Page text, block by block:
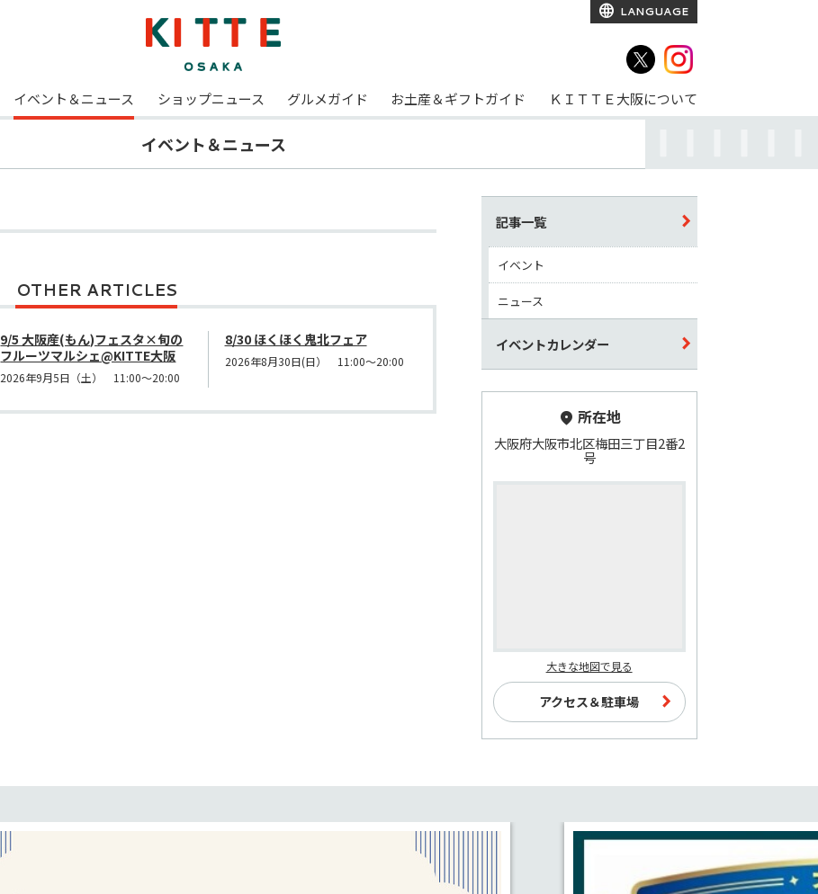
LANGUAGE
イベント＆ニュース ショップニュース グルメガイド お土産＆ギフトガイド ＫＩＴＴＥ大阪について
イベント＆ニュース
OTHER ARTICLES
9/5 大阪産(もん)フェスタ×旬の
フルーツマルシェ@KITTE大阪
2026年9月5日（土） 11:00～20:00
8/30 ほくほく鬼北フェア
2026年8月30日(日） 11:00～20:00
記事一覧
イベント
ニュース
イベントカレンダー
所在地
大阪府大阪市北区梅田三丁目2番2
号
大きな地図で見る
アクセス＆駐車場